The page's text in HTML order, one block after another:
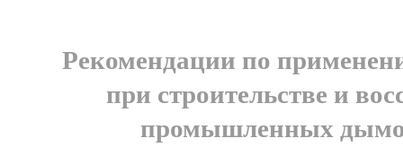
Рекомендации по
при строительстве и
промышленных